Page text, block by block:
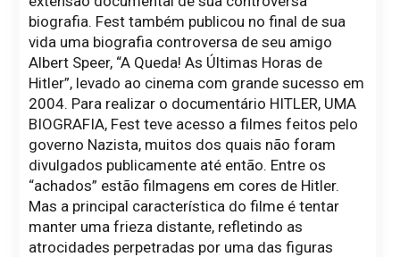
biografia. Fest também publicou no final de sua
vida uma biografia controversa de seu amigo
Albert Speer, “A Queda! As Últimas Horas de
Hitler”, levado ao cinema com grande sucesso em
2004. Para realizar o documentário HITLER, UMA
BIOGRAFIA, Fest teve acesso a filmes feitos pelo
governo Nazista, muitos dos quais não foram
divulgados publicamente até então. Entre os
“achados” estão filmagens em cores de Hitler.
Mas a principal característica do filme é tentar
manter uma frieza distante, refletindo as
atrocidades perpetradas por uma das figuras